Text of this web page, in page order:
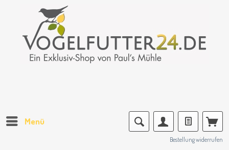
Menü
Bestellung widerrufen